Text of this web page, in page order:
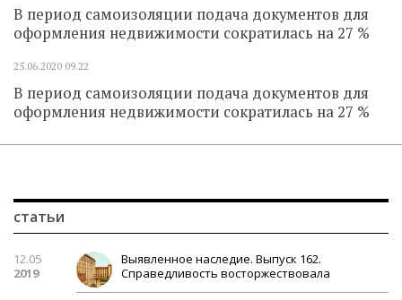
В период самоизоляции подача документов для
оформления недвижимости сократилась на 27 %
25.06.2020 09.22
В период самоизоляции подача документов для
оформления недвижимости сократилась на 27 %
статьи
12.05
2019
Выявленное наследие. Выпуск 162.
Справедливость восторжествовала